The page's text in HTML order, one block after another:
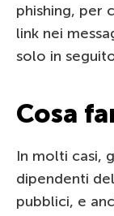
phishing, per
link nei
solo in
Cosa
In molti casi,
dipendenti
pubblici, e